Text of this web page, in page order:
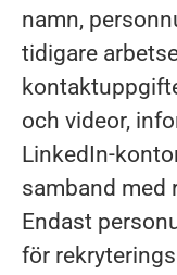
namn,
tidigare
och videor,
LinkedIn-
samband med
Endast
för